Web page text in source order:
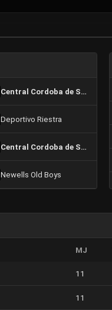
Central Cordoba de Santiago
Deportivo Riestra
Central Cordoba de Santiago
Newells Old Boys
MJ
11
11